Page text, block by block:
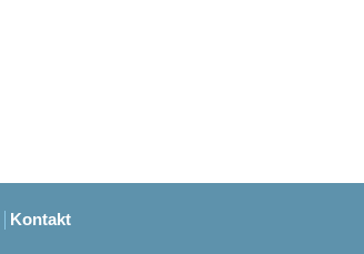
Kontakt